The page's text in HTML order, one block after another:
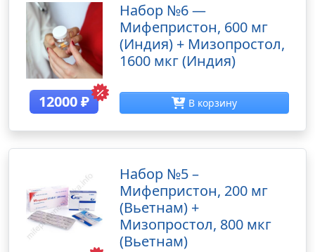
12000₽
Набор №6 —
Мифепристон, 600 мг
(Индия) + Мизопростол,
1600 мкг (Индия)
В корзину
Набор №5 –
Мифепристон, 200 мг
(Вьетнам) +
Мизопростол, 800 мкг
(Вьетнам)